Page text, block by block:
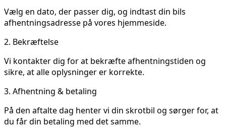
Vælg en dato, der passer dig, og indtast din bils
afhentningsadresse på vores hjemmeside.
2. Bekræftelse
Vi kontakter dig for at bekræfte afhentningstiden og
sikre, at alle oplysninger er korrekte.
3. Afhentning & betaling
På den aftalte dag henter vi din skrotbil og sørger for, at
du får din betaling med det samme.